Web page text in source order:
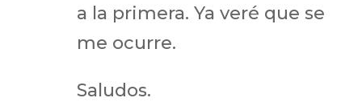
a la primera. Ya veré que se
me ocurre.
Saludos.